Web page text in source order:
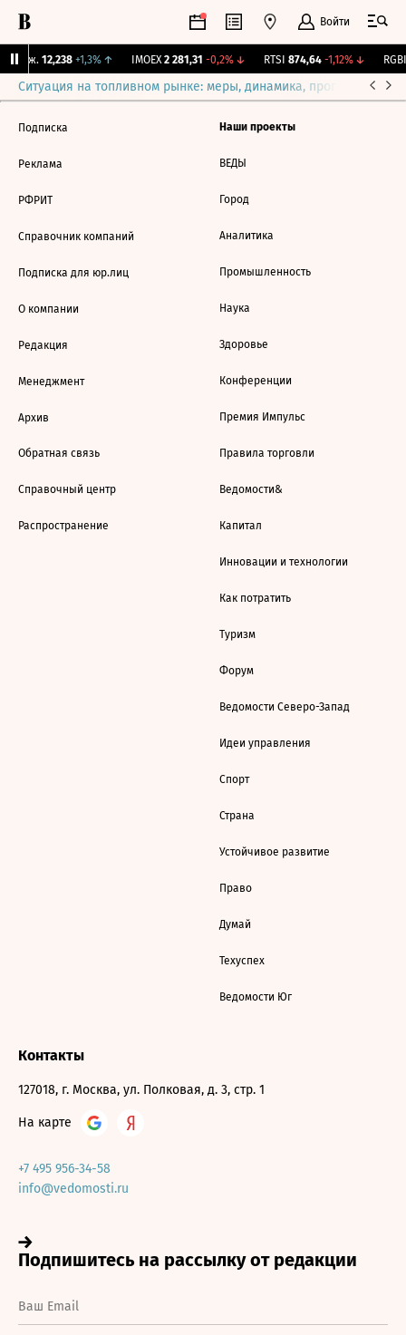
Войти
Бирж. 12,238 +1,3%↑ IMOEX 2 281,31 -0,2%↓ RTSI 874,64 -1,12%↓ RGBI
Ситуация на топливном рынке: меры, динамика, прогнозы
Подписка
Реклама
РФРИТ
Справочник компаний
Подписка для юр.лиц
О компании
Редакция
Менеджмент
Архив
Обратная связь
Справочный центр
Распространение
Наши проекты
ВЕДЫ
Город
Аналитика
Промышленность
Наука
Здоровье
Конференции
Премия Импульс
Правила торговли
Ведомости&
Капитал
Инновации и технологии
Как потратить
Туризм
Форум
Ведомости Северо-Запад
Идеи управления
Спорт
Страна
Устойчивое развитие
Право
Думай
Техуспех
Ведомости Юг
Контакты
127018, г. Москва, ул. Полковая, д. 3, стр. 1
На карте
+7 495 956-34-58
info@vedomosti.ru